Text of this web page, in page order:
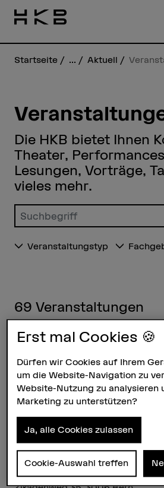
Startseite ... Aktuell
Die HKB bietet Ihnen
Theater,
Lesungen, Vorträge,
vieles mehr.
Suchbegriff eingeben
Veranstaltungstyp
69 Veranstaltungen
29.04.2026 bis 22.09.2026 –
Konferenz 4th Global Piano Roll
07.08.2026 bis 09.08.2026 –
Kalifornien
Diplomveranstaltung Püppi
14.08.2026, 20.00–21.00 Uhr –
Erst mal Cookies 🍪
Dürfen wir Cookies auf Ihrem
um die Website-Navigation zu
Website-Nutzung zu analysieren
Marketing zu unterstützen?
Ja, alle Cookies zulassen
Cookie-Auswahl treffen